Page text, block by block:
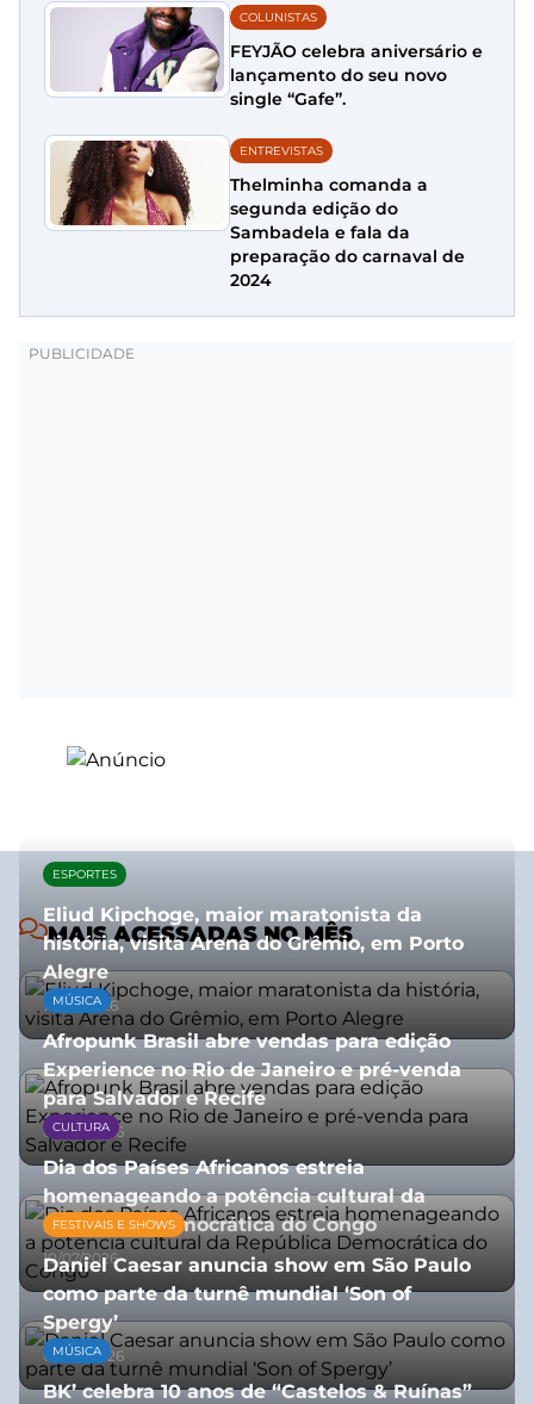
COLUNISTAS
FEYJÃO celebra aniversário e
lançamento do seu novo
single “Gafe”.
ENTREVISTAS
Thelminha comanda a
segunda edição do
Sambadela e fala da
preparação do carnaval de
2024
MAIS ACESSADAS NO MÊS
ESPORTES
Eliud Kipchoge, maior maratonista da
história, visita Arena do Grêmio, em Porto
Alegre
10/07/2026
MÚSICA
Afropunk Brasil abre vendas para edição
Experience no Rio de Janeiro e pré-venda
para Salvador e Recife
03/08/2026
CULTURA
Dia dos Países Africanos estreia
homenageando a potência cultural da
República Democrática do Congo
10/07/2026
FESTIVAIS E SHOWS
Daniel Caesar anuncia show em São Paulo
como parte da turnê mundial ‘Son of
Spergy’
05/08/2026
MÚSICA
BK’ celebra 10 anos de “Castelos & Ruínas”